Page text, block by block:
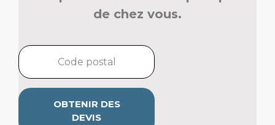
de chez vous.
OBTENIR DES
DEVIS